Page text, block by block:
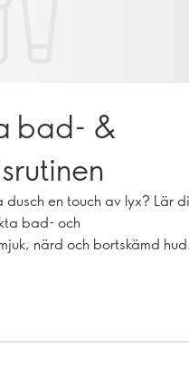
bad- &
en touch av lyx? Lär
bad- och
närd och bortskämd hud.